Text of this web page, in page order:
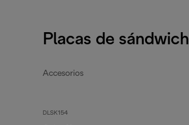
Placas de sándwich
Accesorios
DLSK154